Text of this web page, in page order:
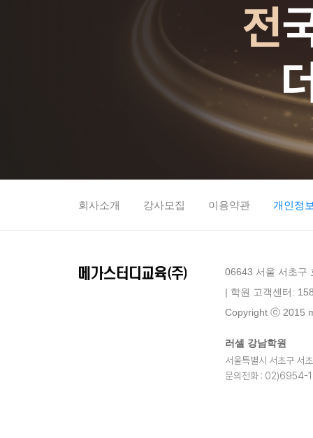
회사소개 강사모집 이용약관 개인정
06643 서울 서초구
| 학원 고객센터:
Copyright ⓒ 2015
러셀 강남학원
서울특별시 서초구
문의전화 : 02)6954-